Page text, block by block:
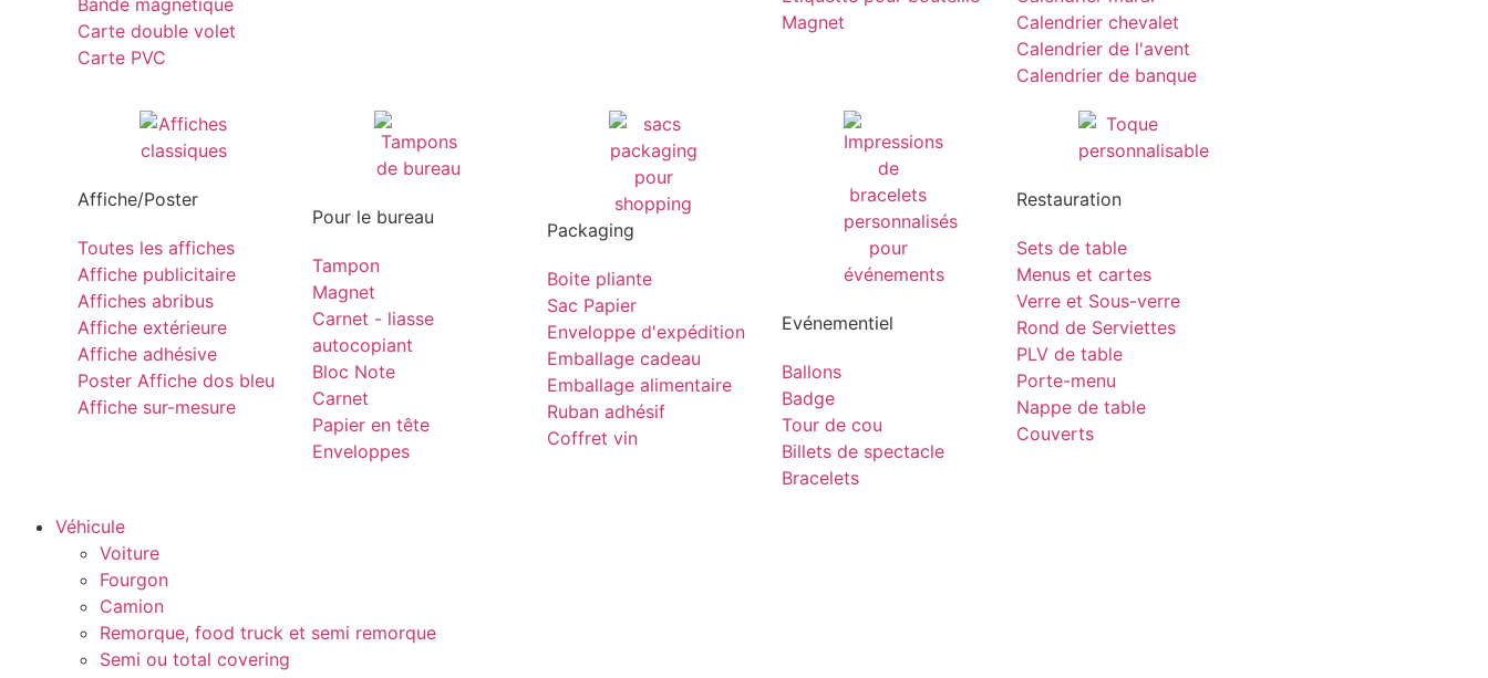
Carte double volet
Carte PVC
Magnet
Calendrier chevalet
Calendrier de l'avent
Calendrier de banque
Affiche/Poster
Toutes les affiches
Affiche publicitaire
Affiches abribus
Affiche extérieure
Affiche adhésive
Poster Affiche dos bleu
Affiche sur-mesure
Pour le bureau
Tampon
Magnet
Carnet - liasse
autocopiant
Bloc Note
Carnet
Papier en tête
Enveloppes
Packaging
Boite pliante
Sac Papier
Enveloppe d'expédition
Emballage cadeau
Emballage alimentaire
Ruban adhésif
Coffret vin
Evénementiel
Ballons
Badge
Tour de cou
Billets de spectacle
Bracelets
Restauration
Sets de table
Menus et cartes
Verre et Sous-verre
Rond de Serviettes
PLV de table
Porte-menu
Nappe de table
Couverts
Véhicule
Voiture
Fourgon
Camion
Remorque, food truck et semi remorque
Semi ou total covering